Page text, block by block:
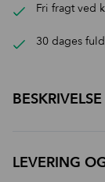
Fri fragt ved
30 dages
BESKRIVELSE
Vores sticks er
LEVERING